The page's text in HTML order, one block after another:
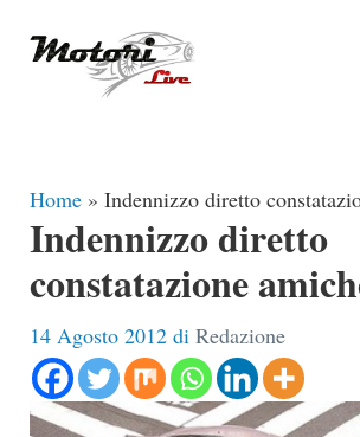
Home » Indennizzo diretto
Indennizzo diretto
constatazione
14 Agosto 2012 di Redazione